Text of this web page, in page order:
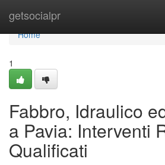
getsocialpr
Home
Home
1
Fabbro, Idraulico
a Pavia: Interventi
Qualificati